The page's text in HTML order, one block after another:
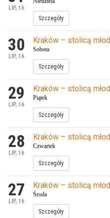
LIP, 16
Szczegóły
30
LIP, 16
Kraków – stolicą
Sobota
Szczegóły
29
LIP, 16
Kraków – stolicą
Piątek
Szczegóły
28
LIP, 16
Kraków – stolicą
Czwartek
Szczegóły
27
LIP, 16
Kraków – stolicą
Środa
Szczegóły